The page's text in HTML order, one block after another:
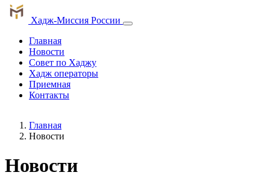
Хадж-Миссия России
Главная
Новости
Cовет по Хаджу
Хадж операторы
Приемная
Контакты
Главная
Новости
Новости